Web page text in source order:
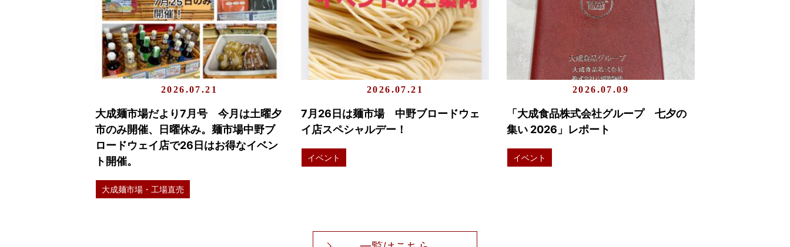
2026.07.21
大成麺市場だより7月号 今月は土曜夕
市のみ開催、日曜休み。麺市場中野ブ
ロードウェイ店で26日はお得なイベン
ト開催。
大成麺市場・工場直売
2026.07.21
7月26日は麺市場 中野ブロードウェ
イ店スペシャルデー！
イベント
2026.07.09
「大成食品株式会社グループ 七夕の
集い 2026」レポート
イベント